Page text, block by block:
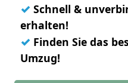
✓ Schnell &
erhalten!
✓ Finden Sie das
Umzug!